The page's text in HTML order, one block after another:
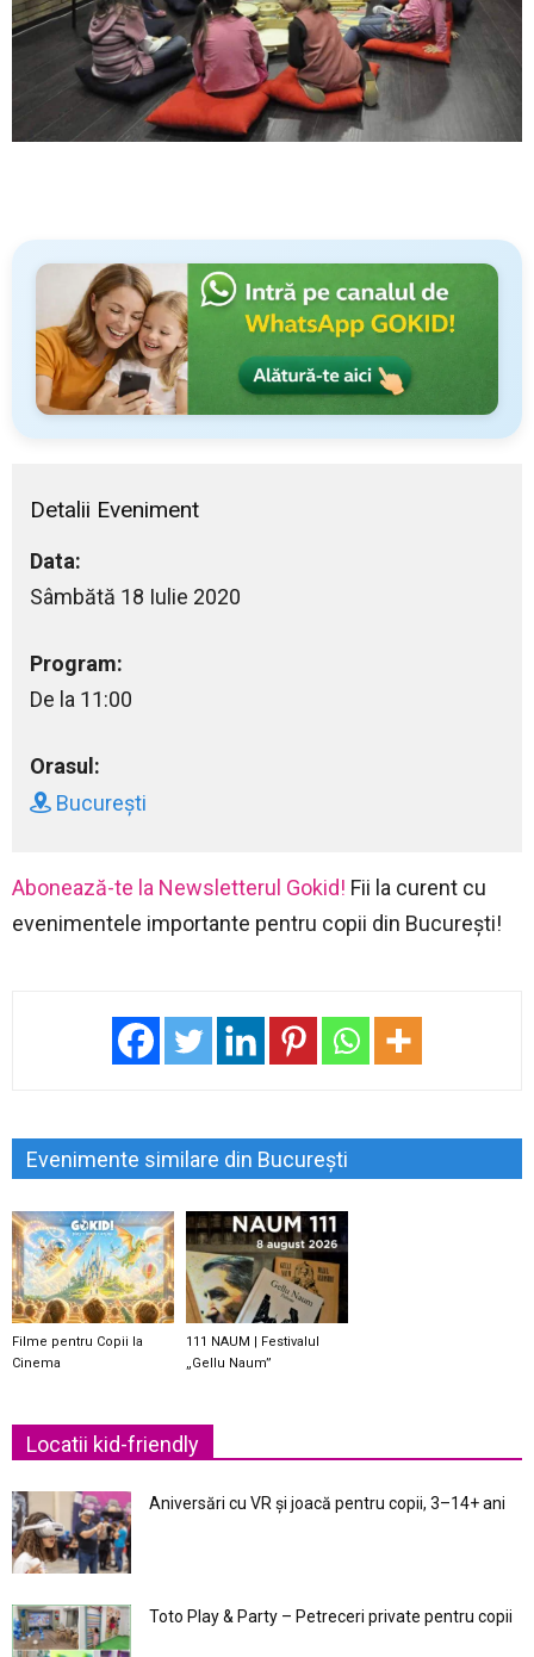
Detalii Eveniment
Data:
Sâmbătă 18 Iulie 2020
Program:
De la 11:00
Orasul:
București
Abonează-te la Newsletterul Gokid! Fii la curent cu
evenimentele importante pentru copii din București!
Evenimente similare din București
Filme pentru Copii la
Cinema
111 NAUM | Festivalul
„Gellu Naum”
Locatii kid-friendly
Aniversări cu VR și joacă pentru copii, 3–14+ ani
Toto Play & Party – Petreceri private pentru copii